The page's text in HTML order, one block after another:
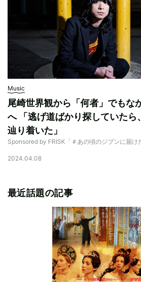
Music
尾崎世界観から「何者」でもな
へ 「逃げ道ばかり探していたら
辿り着いた」
Sponsored by FRISK「＃あの頃のジブンに届け
2024.04.08
最近話題の記事